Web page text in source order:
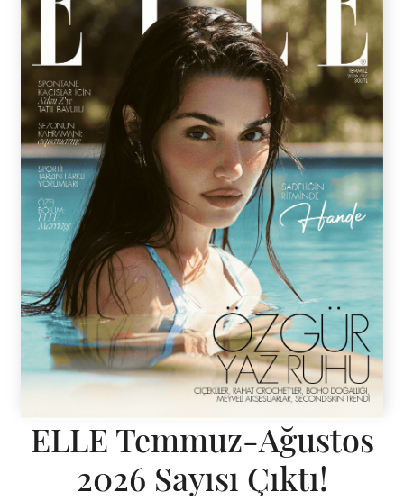
ELLE Temmuz-Ağustos
2026 Sayısı Çıktı!